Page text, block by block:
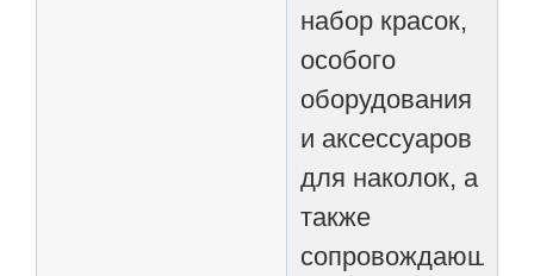
набор красок,
особого
оборудования
и аксессуаров
для наколок, а
также
сопровождающих